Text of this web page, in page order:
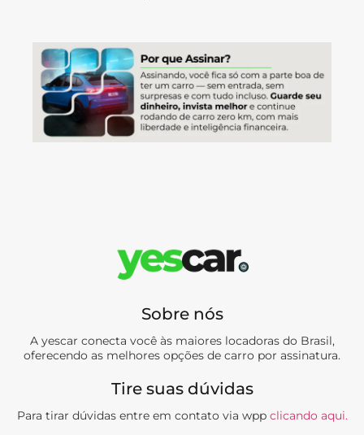
Sobre nós
A yescar conecta você às maiores locadoras do Brasil,
oferecendo as melhores opções de carro por assinatura.
Tire suas dúvidas
Para tirar dúvidas entre em contato via wpp clicando aqui.